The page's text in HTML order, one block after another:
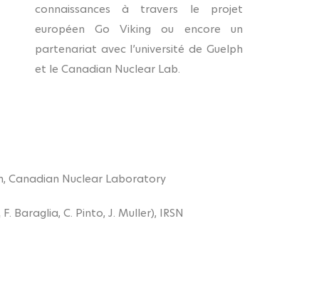
connaissances à travers le projet
européen Go Viking ou encore un
partenariat avec l’université de Guelph
et le Canadian Nuclear Lab.
Canadian Nuclear Laboratory
Baraglia, C. Pinto, J. Muller), IRSN